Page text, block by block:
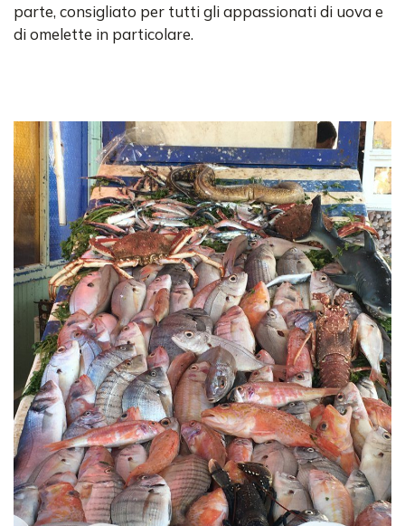
parte, consigliato per tutti gli appassionati di uova e
di omelette in particolare.